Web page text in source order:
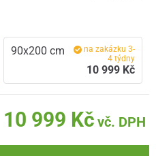
90x200 cm
na zakázku 3-
4 týdny
10 999 Kč
10 999 Kč vč. DPH